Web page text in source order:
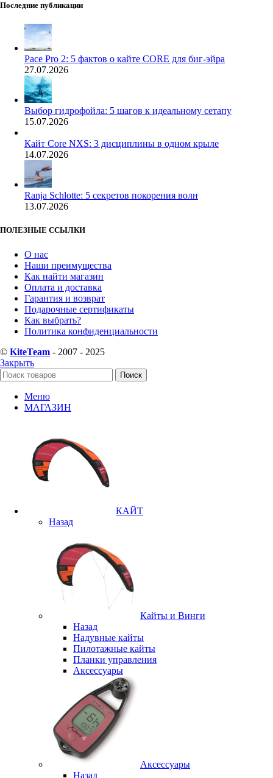
Последние публикации
Pace Pro 2: 5 фактов о кайте CORE для биг-эйра
27.07.2026
Выбор гидрофойла: 5 шагов к идеальному сетапу
15.07.2026
Кайт Core NXS: 3 дисциплины в одном крыле
14.07.2026
Ranja Schlotte: 5 секретов покорения волн
13.07.2026
ПОЛЕЗНЫЕ ССЫЛКИ
О нас
Наши преимущества
Как найти магазин
Оплата и доставка
Гарантия и возврат
Подарочные сертификаты
Как выбрать?
Политика конфиденциальности
© KiteTeam - 2007 - 2025
Закрыть
Поиск
Меню
МАГАЗИН
КАЙТ
Назад
Кайты и Винги
Назад
Надувные кайты
Пилотажные кайты
Планки управления
Аксессуары
Аксессуары
Назад